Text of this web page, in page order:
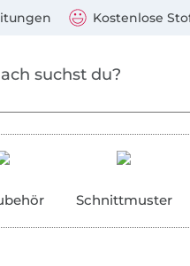
Kostenlose
Schnittmuster
Mastercard, PayPal,